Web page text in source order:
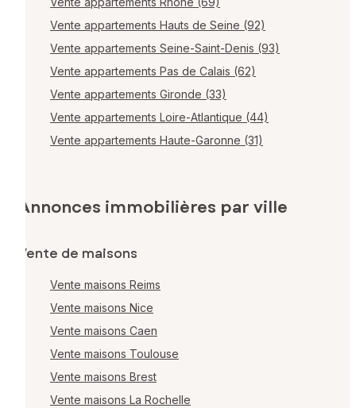
Vente appartements Hauts de Seine (92)
Vente appartements Seine-Saint-Denis (93)
Vente appartements Pas de Calais (62)
Vente appartements Gironde (33)
Vente appartements Loire-Atlantique (44)
Vente appartements Haute-Garonne (31)
Annonces immobilières par ville
Vente de maisons
Vente maisons Reims
Vente maisons Nice
Vente maisons Caen
Vente maisons Toulouse
Vente maisons Brest
Vente maisons La Rochelle